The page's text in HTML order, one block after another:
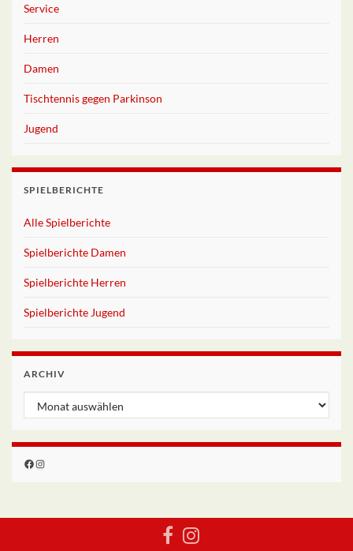
Service
Herren
Damen
Tischtennis gegen Parkinson
Jugend
SPIELBERICHTE
Alle Spielberichte
Spielberichte Damen
Spielberichte Herren
Spielberichte Jugend
ARCHIV
Archiv
Facebook
Instagram